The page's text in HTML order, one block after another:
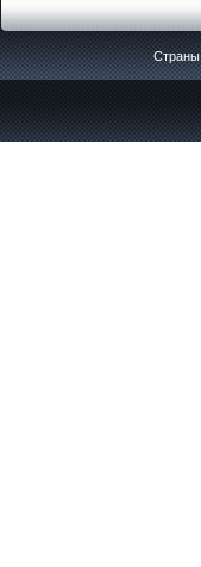
Страны